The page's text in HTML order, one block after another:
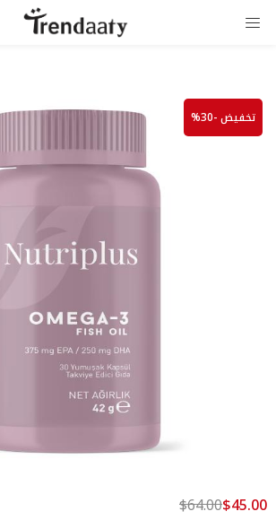
تخفيض -30%
$45.00
$64.00
تسجيل الدخول